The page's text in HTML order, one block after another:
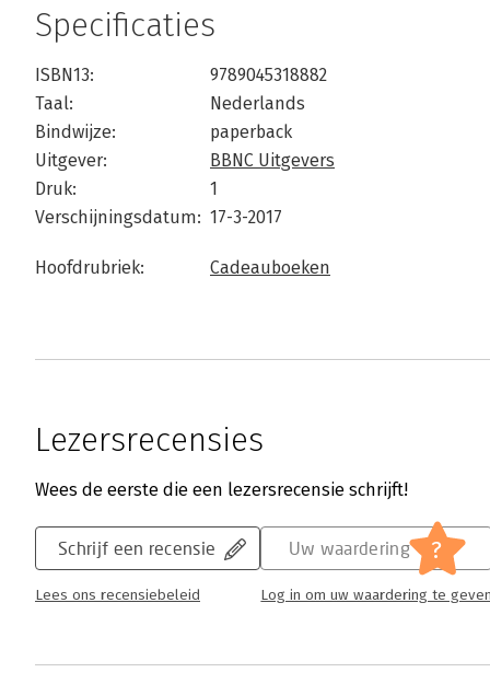
Specificaties
ISBN13:
9789045318882
Taal:
Nederlands
Bindwijze:
paperback
Uitgever:
BBNC Uitgevers
Druk:
1
Verschijningsdatum: 17-3-2017
Hoofdrubriek: Cadeauboeken
Lezersrecensies
Wees de eerste die een lezersrecensie schrijft!
Schrijf een recensie
Lees ons recensiebeleid
Uw waardering ?
Log in om uw waardering te